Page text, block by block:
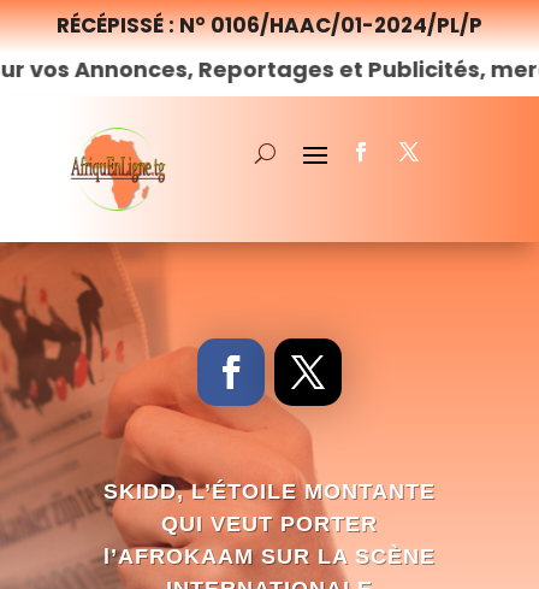
RÉCÉPISSÉ : N° 0106/HAAC/01-2024/PL/P
Reportages et Publicités, merci de
SKIDD, L’ÉTOILE MONTANTE
QUI VEUT PORTER
l’AFROKAAM SUR LA SCÈNE